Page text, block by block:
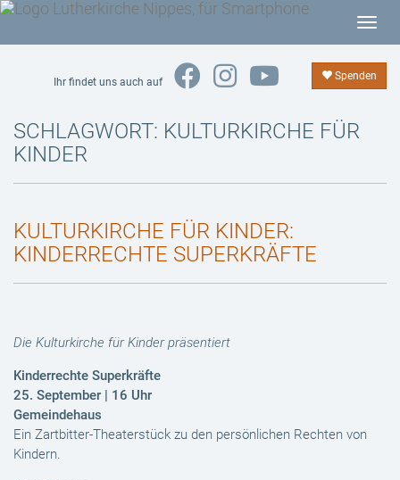
T
o
g
g
a
Ihr findet uns auch auf Spenden
SCHLAGWORT: KULTURKIRCHE FÜR
KINDER
KULTURKIRCHE FÜR KINDER:
KINDERRECHTE SUPERKRÄFTE
Die Kulturkirche für Kinder präsentiert
Kinderrechte Superkräfte
25. September | 16 Uhr
Gemeindehaus
Ein Zartbitter-Theaterstück zu den persönlichen Rechten von
Kindern.